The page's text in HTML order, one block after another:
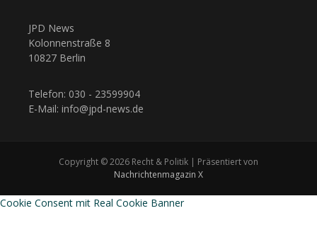
JPD News
Kolonnenstraße 8
10827 Berlin
Telefon: 030 - 23599904
E-Mail: info@jpd-news.de
Copyright © 2026 Recht & Politik | Präsentiert von
Nachrichtenmagazin X
Cookie Consent mit Real Cookie Banner